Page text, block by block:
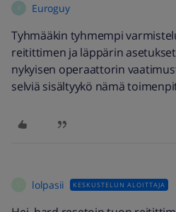
Euroguy
Tyhmääkin tyhmempi
reitittimen ja läppärin
nykyisen operaattorin
selviä sisältyykö nämä
lolpasii KESKUSTELUN ALOITTAJA